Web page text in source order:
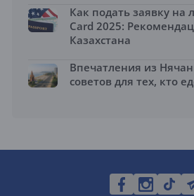
Как подать заявку на
Card 2025:
Казахстана
Впечатления из
советов для тех, кто